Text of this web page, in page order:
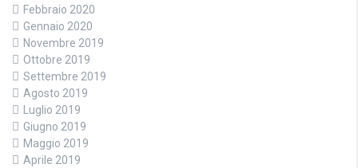
Febbraio 2020
Gennaio 2020
Novembre 2019
Ottobre 2019
Settembre 2019
Agosto 2019
Luglio 2019
Giugno 2019
Maggio 2019
Aprile 2019